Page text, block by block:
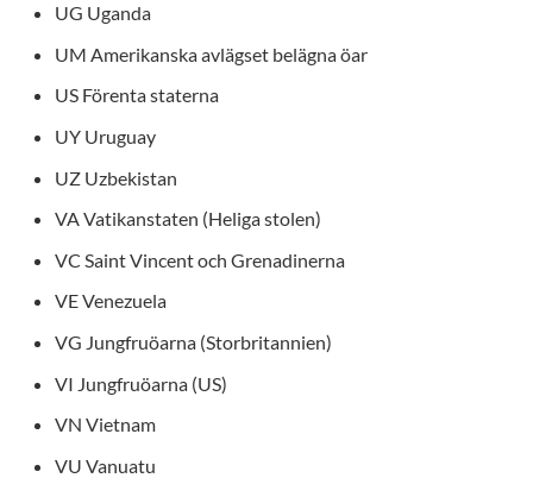
UG Uganda
UM Amerikanska avlägset belägna öar
US Förenta staterna
UY Uruguay
UZ Uzbekistan
VA Vatikanstaten (Heliga stolen)
VC Saint Vincent och Grenadinerna
VE Venezuela
VG Jungfruöarna (Storbritannien)
VI Jungfruöarna (US)
VN Vietnam
VU Vanuatu